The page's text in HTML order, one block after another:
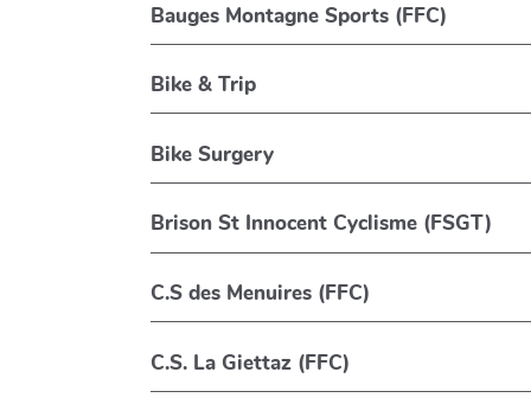
Bauges Montagne Sports (FFC)
Bike & Trip
Bike Surgery
Brison St Innocent Cyclisme (FSGT)
C.S des Menuires (FFC)
C.S. La Giettaz (FFC)